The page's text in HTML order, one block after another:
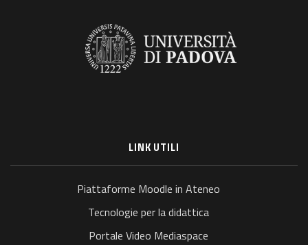
LINK UTILI
Piattaforme Moodle in Ateneo
Tecnologie per la didattica
Portale Video Mediaspace